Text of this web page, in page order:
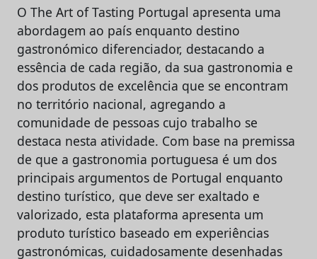
O The Art of Tasting Portugal apresenta uma
abordagem ao país enquanto destino
gastronómico diferenciador, destacando a
essência de cada região, da sua gastronomia e
dos produtos de excelência que se encontram
no território nacional, agregando a
comunidade de pessoas cujo trabalho se
destaca nesta atividade. Com base na premissa
de que a gastronomia portuguesa é um dos
principais argumentos de Portugal enquanto
destino turístico, que deve ser exaltado e
valorizado, esta plataforma apresenta um
produto turístico baseado em experiências
gastronómicas, cuidadosamente desenhadas